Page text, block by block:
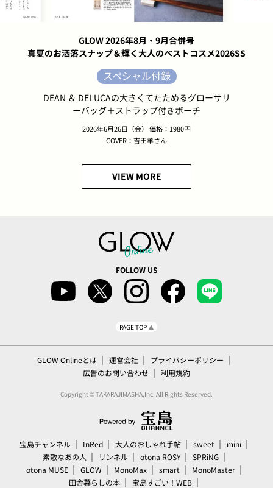
GLOW 2026年8月・9月合併号
真夏のお洒落スナップ＆輝く大人のベストコスメ2026SS
スペシャル付録
DEAN ＆ DELUCAの大きくてたためるグローサリ
ーバッグ＋ストラップ付きポーチ
2026年6月26日（金） 価格：1980円
COVER：吉田羊さん
VIEW MORE
FOLLOW US
PAGE TOP
GLOW Onlineとは 運営会社
プライバシーポリシー
広告のお問い合わせ
利用規約
Copyright © TAKARAJIMASHA,Inc. All Rights Reserved.
宝島チャンネル InRed 大人のおしゃれ手帖 sweet
mini
素敵なあの人
リンネル otona ROSY
SPRiNG
otona MUSE
GLOW MonoMax smart
MonoMaster
田舎暮らしの本
宝島すごい！WEB